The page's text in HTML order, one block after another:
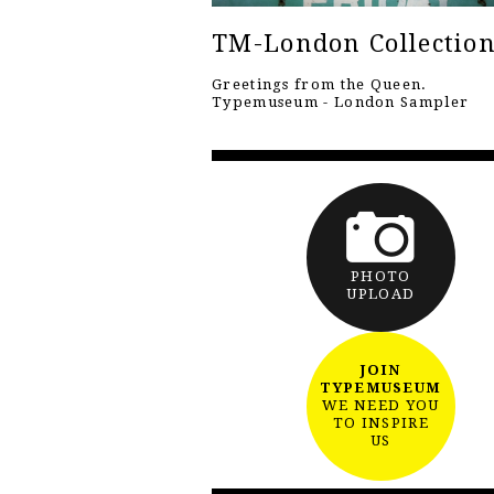
TM-London
Greetings from the Queen.
Typemuseum - London Sampler
PHOTO
UPLOAD
JOIN
TYPEMUSEUM
WE NEED YOU
TO INSPIRE
US